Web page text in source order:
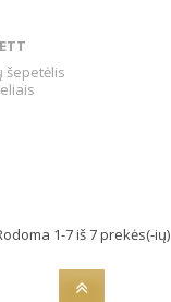
šepetėlis
1-7 iš 7 prekės(-ių)